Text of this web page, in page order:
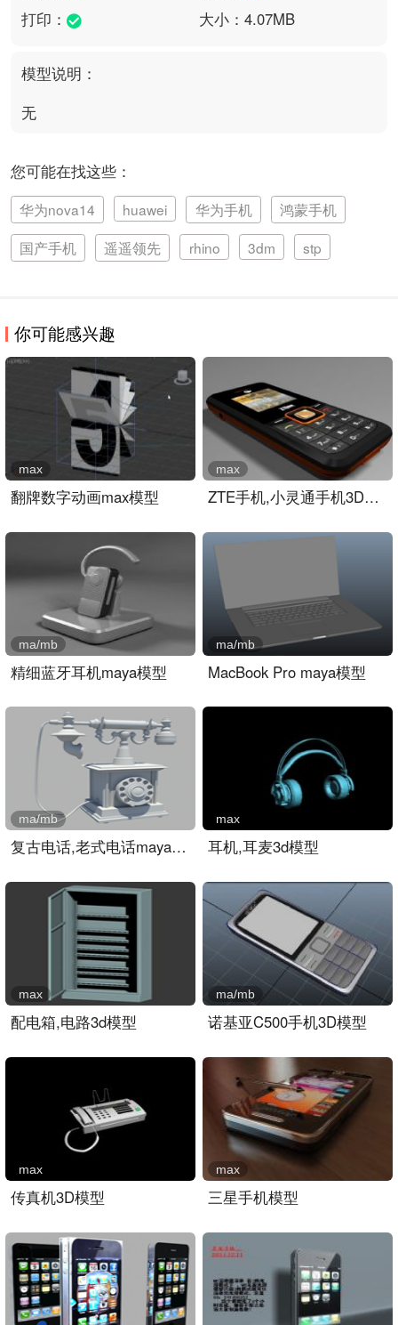
打印：
大小：4.07MB
模型说明：
无
您可能在找这些：
华为nova14 huawei 华为手机
鸿蒙手机
国产手机
遥遥领先 rhino 3dm stp
你可能感兴趣
翻牌数字动画max模型
max
ZTE手机,小灵通手机3D模型..
max
精细蓝牙耳机maya模型
ma/mb
MacBook Pro maya模型
ma/mb
复古电话,老式电话maya模型..
ma/mb
耳机,耳麦3d模型
max
配电箱,电路3d模型
max
诺基亚C500手机3D模型
ma/mb
传真机3D模型
max
三星手机模型
max